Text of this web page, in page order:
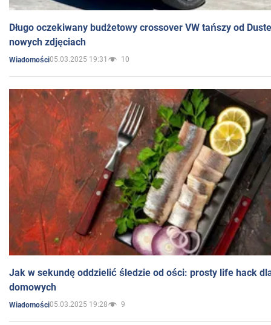
Długo oczekiwany budżetowy crossover VW tańszy od
nowych zdjęciach
Wiadomości05.03.2025 19:31 10
Jak w sekundę oddzielić śledzie od ości: prosty life hack
domowych
Wiadomości05.03.2025 19:28 9